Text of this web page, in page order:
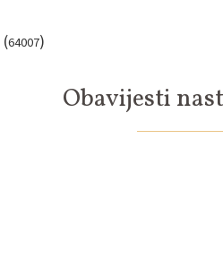
(64007)
Obavijesti